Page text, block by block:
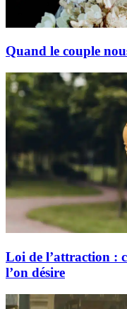
Quand le couple
Loi de l’attraction :
l’on désire